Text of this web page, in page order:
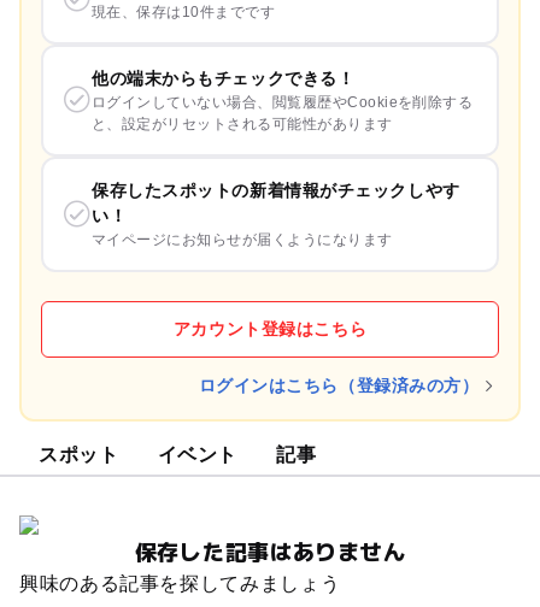
現在、保存は10件までです
他の端末からもチェックできる！
ログインしていない場合、閲覧履歴やCookieを削除する
と、設定がリセットされる可能性があります
保存したスポットの新着情報がチェックしやす
い！
マイページにお知らせが届くようになります
アカウント登録はこちら
ログインはこちら（登録済みの方）
スポット イベント 記事
保存した記事はありません
興味のある記事を探してみましょう